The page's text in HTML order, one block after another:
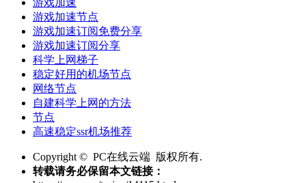
游戏加速
游戏加速节点
游戏加速订阅免费分享
游戏加速订阅分享
科学上网梯子
稳定好用的机场节点
网络节点
自建科学上网的方法
节点
高速稳定ssr机场推荐
Copyright © PC在线云端 版权所有.
转载请务必保留本文链接：